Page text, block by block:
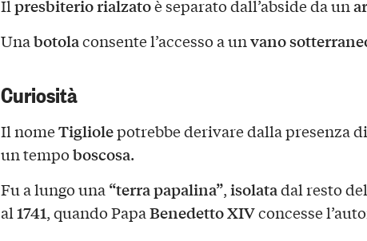
Ilpresbiterio rialzatoè separato dall’abside da un
Unabotolaconsente l’accesso a unvano
Curiosità
Il nomeTigliolepotrebbe derivare dalla presenza di
un tempoboscosa.
Fu a lungo una “terra papalina”,isolatadal resto
al1741, quando PapaBenedetto XIVconcesse